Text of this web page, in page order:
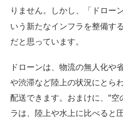
りません。しかし、「ドロー
いう新たなインフラを整備す
だと思っています。
ドローンは、物流の無人化や
や渋滞など陸上の状況にとら
配送できます。おまけに、“空
ラは、陸上や水上に比べると